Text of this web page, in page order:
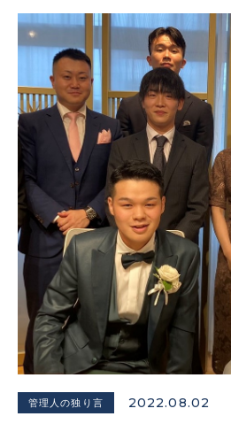
管理人の独り言 2022.08.02